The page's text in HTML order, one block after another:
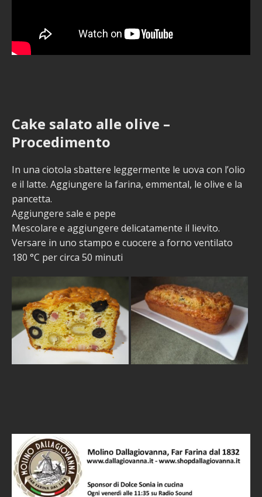
Cake salato alle olive –
Procedimento
In una ciotola sbattere leggermente le uova con l’olio
e il latte. Aggiungere la farina, emmental, le olive e la
pancetta.
Aggiungere sale e pepe
Mescolare e aggiungere delicatamente il lievito.
Versare in uno stampo e cuocere a forno ventilato
180 °C per circa 50 minuti